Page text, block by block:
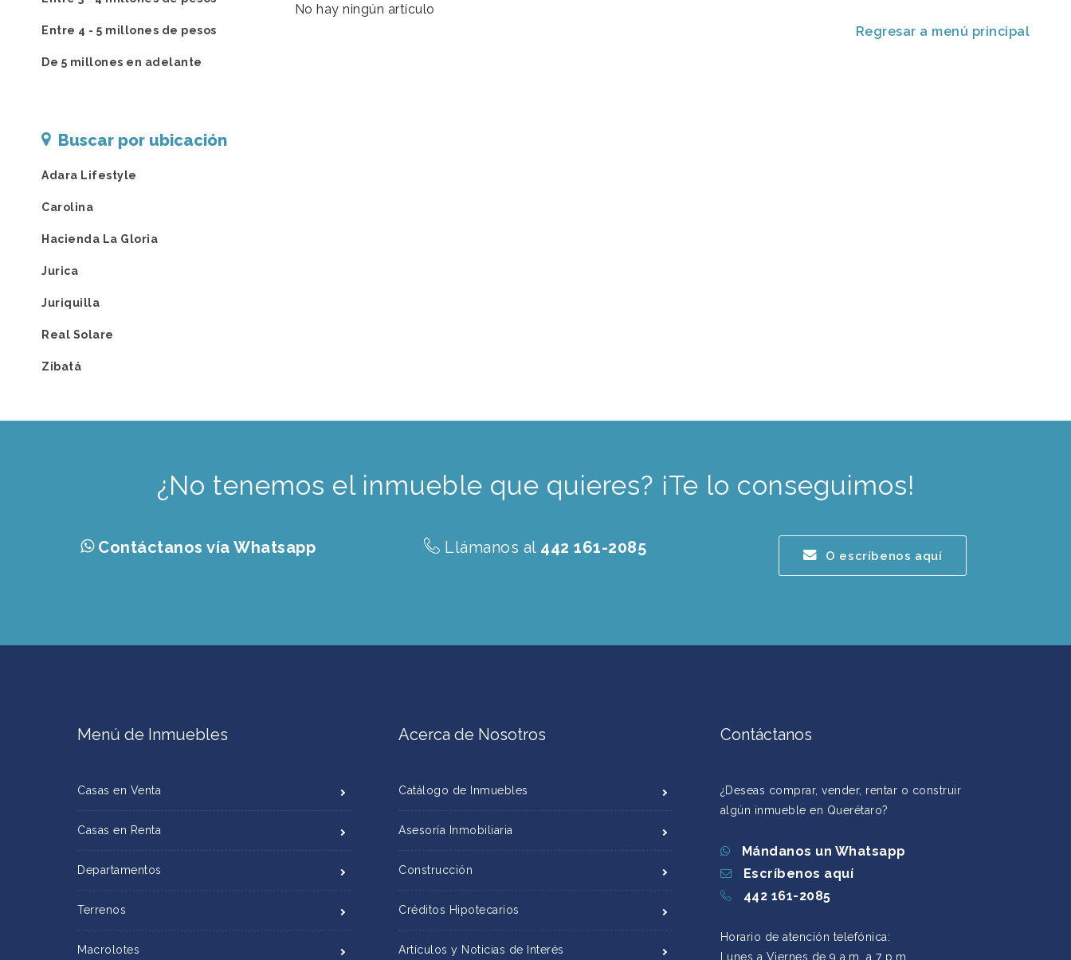
Entre 4 - 5 millones de pesos
De 5 millones en adelante
Buscar por ubicación
Adara Lifestyle
Carolina
Hacienda La Gloria
Jurica
Juriquilla
Real Solare
Zibatá
No hay ningún artículo
Regresar a menú principal
¿No tenemos el inmueble que quieres? ¡Te lo conseguimos!
Contáctanos vía Whatsapp Llámanos al 442 161-2085 O escríbenos aquí
Menú de Inmuebles
Casas en Venta
Casas en Renta
Departamentos
Terrenos
Macrolotes
Acerca de Nosotros
Catálogo de Inmuebles
Asesoría Inmobiliaria
Construcción
Créditos Hipotecarios
Artículos y Noticias de Interés
Contáctanos
¿Deseas comprar, vender, rentar o construir
algún inmueble en Querétaro?
Mándanos un Whatsapp
Escríbenos aquí
442 161-2085
Horario de atención telefónica:
Lunes a Viernes de 9 a.m. a 7 p.m.